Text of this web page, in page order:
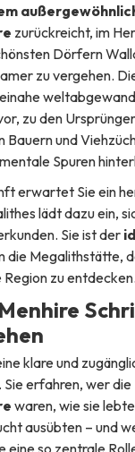
zurückreicht, im
Dörfern
zu vergehen.
zu den
Bauern und
Spuren
erwartet Sie ein
lädt dazu ein,
Sie ist der
die Megalithstätte,
zu entdecken.
klare und
. Sie erfahren, wer
waren, wie sie
ausübten – und
eine so zentrale